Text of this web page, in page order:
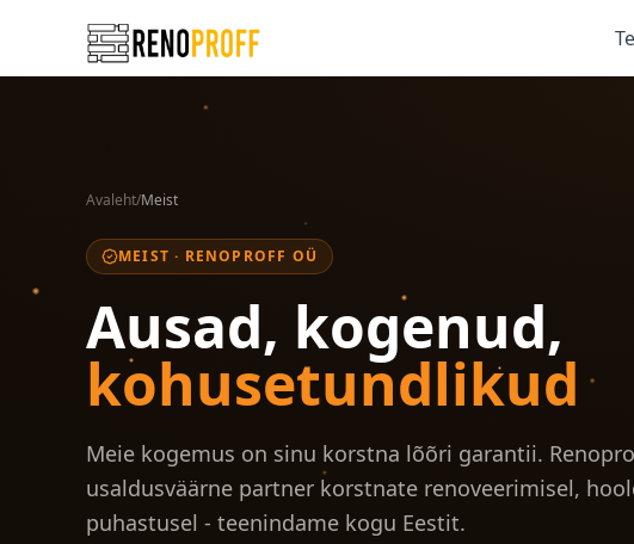
Avaleht/Meist
MEIST · RENOPROFF OÜ
Ausad, kogenud,
kohusetundlikud
Meie kogemus on sinu korstna lõõri garantii.
usaldusväärne partner korstnate renoveerimisel,
puhastusel - teenindame kogu Eestit.